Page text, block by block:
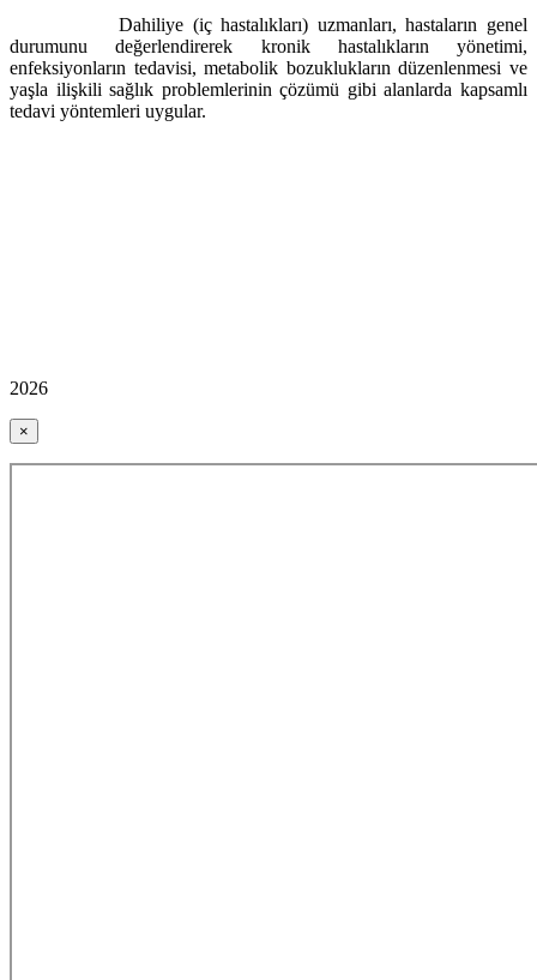
Dahiliye (iç hastalıkları) uzmanları, hastaların genel
durumunu değerlendirerek kronik hastalıkların yönetimi,
enfeksiyonların tedavisi, metabolik bozuklukların düzenlenmesi ve
yaşla ilişkili sağlık problemlerinin çözümü gibi alanlarda kapsamlı
tedavi yöntemleri uygular.
2026
×